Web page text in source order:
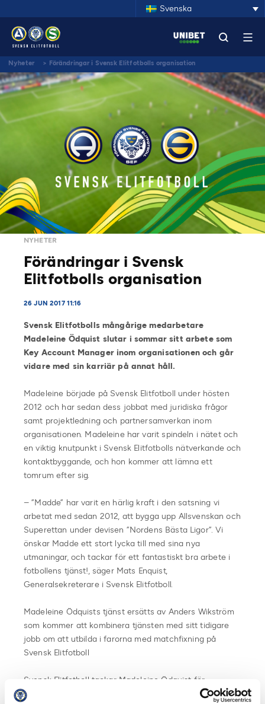
Svenska
Nyheter > Förändringar i Svensk Elitfotbolls organisation
NYHETER
Förändringar i Svensk
Elitfotbolls organisation
26 JUN 2017 11:16
Svensk Elitfotbolls mångårige medarbetare
Madeleine Ödquist slutar i sommar sitt arbete som
Key Account Manager inom organisationen och går
vidare med sin karriär på annat håll.
Madeleine började på Svensk Elitfotboll under hösten
2012 och har sedan dess jobbat med juridiska frågor
samt projektledning och partnersamverkan inom
organisationen. Madeleine har varit spindeln i nätet och
en viktig knutpunkt i Svensk Elitfotbolls nätverkande och
kontaktbyggande, och hon kommer att lämna ett
tomrum efter sig.
– ”Madde” har varit en härlig kraft i den satsning vi
arbetat med sedan 2012, att bygga upp Allsvenskan och
Superettan under devisen ”Nordens Bästa Ligor”. Vi
önskar Madde ett stort lycka till med sina nya
utmaningar, och tackar för ett fantastiskt bra arbete i
fotbollens tjänst!, säger Mats Enquist,
Generalsekreterare i Svensk Elitfotboll.
Madeleine Ödquists tjänst ersätts av Anders Wikström
som kommer att kombinera tjänsten med sitt tidigare
jobb om att utbilda i farorna med matchfixning på
Svensk Elitfotboll
Svensk Elitfotboll tackar Madeleine Ödquist för
outtröttligt engagemang och för allt hon gjort för